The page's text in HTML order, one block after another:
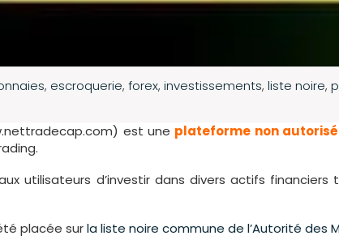
, escroquerie, forex, investissements, liste noire,
est une plateforme non
utilisateurs d’investir dans divers actifs
placée surla liste noire commune de l’Autorité des